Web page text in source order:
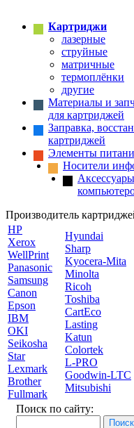
Картриджи
лазерные
струйные
матричные
термоплёнки
другие
Материалы и
для картриджей
Заправка,
картриджей
Элементы
Носители
Производитель
HP
Xerox
WellPrint
Panasonic
Samsung
Canon
Epson
IBM
OKI
Seikosha
Star
Lexmark
Brother
Fullmark
Hyundai
Sharp
Kyocera-Mita
Minolta
Ricoh
Toshiba
CartEco
Lasting
Katun
Colortek
L-PRO
Goodwin-LTC
Mitsubishi
Поиск по сайту: